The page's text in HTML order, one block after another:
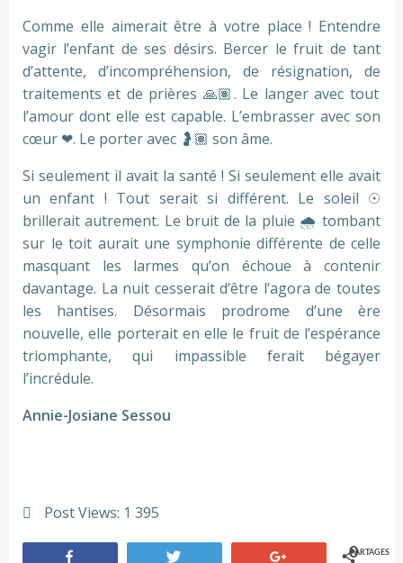
Comme elle aimerait être à votre place ! Entendre
vagir l’enfant de ses désirs. Bercer le fruit de tant
d’attente, d’incompréhension, de résignation, de
traitements et de prières 🙏🏽. Le langer avec tout
l’amour dont elle est capable. L’embrasser avec son
cœur ❤. Le porter avec 🤰🏽 son âme.
Si seulement il avait la santé ! Si seulement elle avait
un enfant ! Tout serait si différent. Le soleil ☉
brillerait autrement. Le bruit de la pluie 🌧 tombant
sur le toit aurait une symphonie différente de celle
masquant les larmes qu’on échoue à contenir
davantage. La nuit cesserait d’être l’agora de toutes
les hantises. Désormais prodrome d’une ère
nouvelle, elle porterait en elle le fruit de l’espérance
triomphante, qui impassible ferait bégayer
l’incrédule.
Annie-Josiane Sessou
Post Views: 1 395
PARTAGES
0